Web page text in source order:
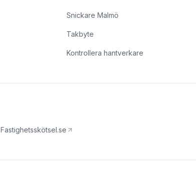
Snickare Malmö
Takbyte
Kontrollera hantverkare
Fastighetsskötsel.se